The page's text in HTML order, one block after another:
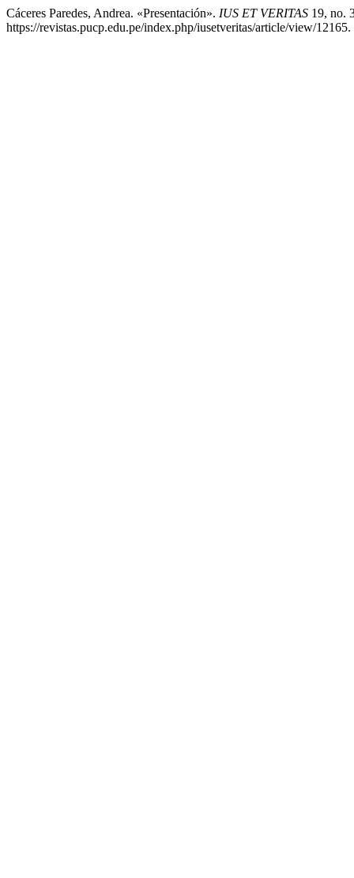
Cáceres Paredes, Andrea. «Presentación». IUS ET VERITAS 19, no.
https://revistas.pucp.edu.pe/index.php/iusetveritas/article/view/12165.